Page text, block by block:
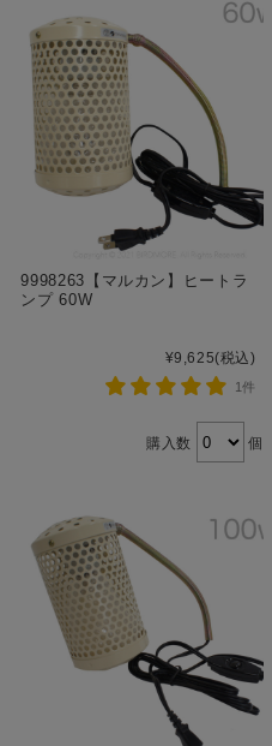
9998263【マルカン】ヒートラ
ンプ 60W
¥9,625(税込)
1件
購入数 個